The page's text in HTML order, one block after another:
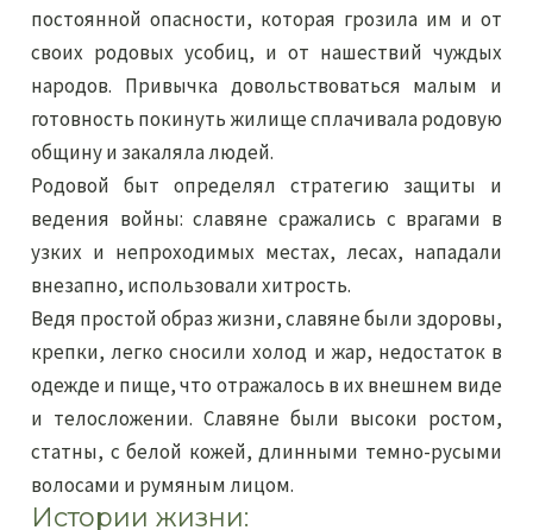
постоянной опасности, которая грозила им и от
своих родовых усобиц, и от нашествий чуждых
народов. Привычка довольствоваться малым и
готовность покинуть жилище сплачивала родовую
общину и закаляла людей.
Родовой быт определял стратегию защиты и
ведения войны: славяне сражались с врагами в
узких и непроходимых местах, лесах, нападали
внезапно, использовали хитрость.
Ведя простой образ жизни, славяне были здоровы,
крепки, легко сносили холод и жар, недостаток в
одежде и пище, что отражалось в их внешнем виде
и телосложении. Славяне были высоки ростом,
статны, с белой кожей, длинными темно-русыми
волосами и румяным лицом.
Истории жизни: